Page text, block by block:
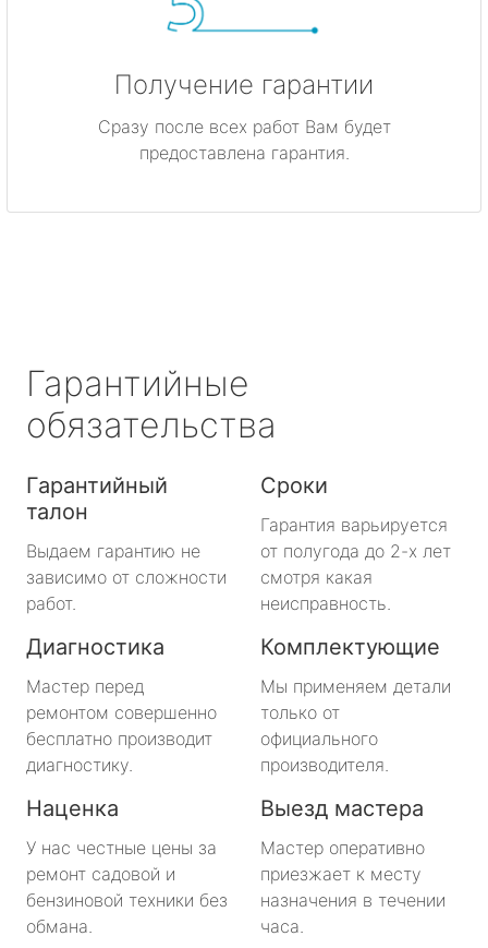
Получение гарантии
Сразу после всех работ Вам будет
предоставлена гарантия.
Гарантийные
обязательства
Гарантийный
талон
Выдаем гарантию не
зависимо от сложности
работ.
Сроки
Гарантия варьируется
от полугода до 2-х лет
смотря какая
неисправность.
Диагностика
Мастер перед
ремонтом совершенно
бесплатно производит
диагностику.
Комплектующие
Мы применяем детали
только от
официального
производителя.
Наценка
У нас честные цены за
ремонт садовой и
бензиновой техники без
обмана.
Выезд мастера
Мастер оперативно
приезжает к месту
назначения в течении
часа.